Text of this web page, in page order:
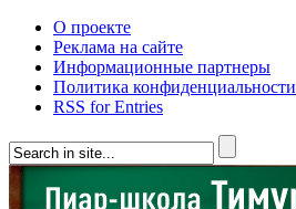
О проекте
Реклама на сайте
Информационные партнеры
Политика конфиденциальности
RSS for Entries